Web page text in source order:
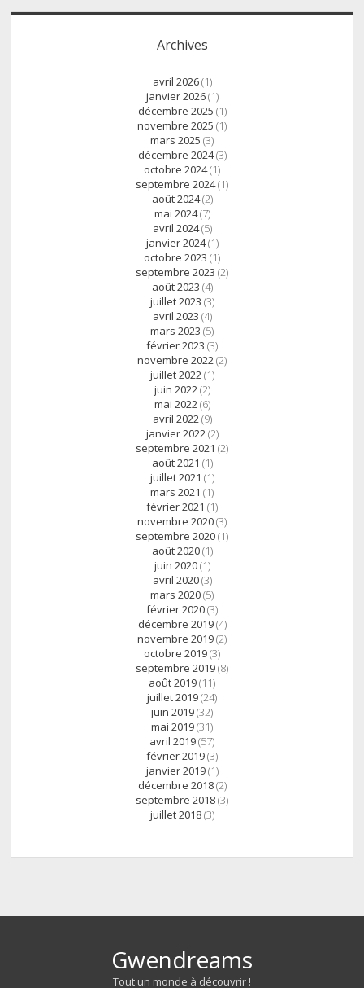
Archives
avril 2026(1)
janvier 2026(1)
décembre 2025 (1)
novembre 2025 (1)
mars 2025 (3)
décembre 2024(3)
octobre 2024(1)
septembre 2024(1)
août 2024(2)
mai 2024(7)
avril 2024(5)
janvier 2024(1)
octobre 2023 (1)
septembre 2023 (2)
août 2023 (4)
juillet 2023 (3)
avril 2023 (4)
mars 2023 (5)
février 2023 (3)
novembre 2022 (2)
juillet 2022 (1)
juin 2022 (2)
mai 2022 (6)
avril 2022 (9)
janvier 2022 (2)
septembre 2021 (2)
août 2021 (1)
juillet 2021 (1)
mars 2021 (1)
février 2021 (1)
novembre 2020(3)
septembre 2020(1)
août 2020(1)
juin 2020(1)
avril 2020(3)
mars 2020(5)
février 2020(3)
décembre 2019(4)
novembre 2019(2)
octobre 2019(3)
septembre 2019(8)
août 2019(11)
juillet 2019(24)
juin 2019(32)
mai 2019(31)
avril 2019(57)
février 2019(3)
janvier 2019(1)
décembre 2018(2)
septembre 2018(3)
juillet 2018(3)
Gwendreams
Tout un monde à découvrir !